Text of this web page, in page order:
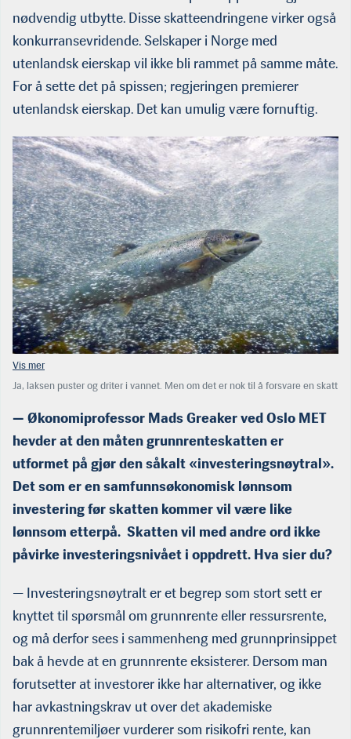
nødvendig utbytte. Disse skatteendringene virker også
konkurransevridende. Selskaper i Norge med
utenlandsk eierskap vil ikke bli rammet på samme måte.
For å sette det på spissen; regjeringen premierer
utenlandsk eierskap. Det kan umulig være fornuftig.
Ja, laksen puster og driter i vannet. Men om det er nok til å forsvare en skatt
betinget av innkjøpte innsatsfaktorer. Oppdrettslaks er ikke det samme som
olje og gass eller villfisk. Den er «skapt» av mennesker.
— Økonomiprofessor Mads Greaker ved Oslo MET
hevder at den måten grunnrenteskatten er
utformet på gjør den såkalt «investeringsnøytral».
Det som er en samfunnsøkonomisk lønnsom
investering før skatten kommer vil være like
lønnsom etterpå. Skatten vil med andre ord ikke
påvirke investeringsnivået i oppdrett. Hva sier du?
— Investeringsnøytralt er et begrep som stort sett er
knyttet til spørsmål om grunnrente eller ressursrente,
og må derfor sees i sammenheng med grunnprinsippet
bak å hevde at en grunnrente eksisterer. Dersom man
forutsetter at investorer ikke har alternativer, og ikke
har avkastningskrav ut over det akademiske
grunnrentemiljøer vurderer som risikofri rente, kan